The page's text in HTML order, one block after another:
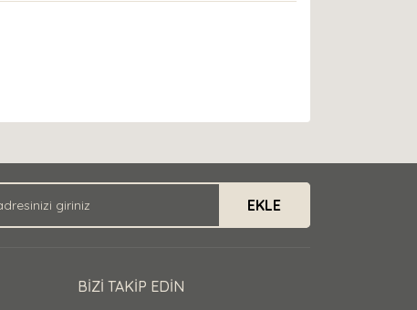
EKLE
BİZİ TAKİP EDİN